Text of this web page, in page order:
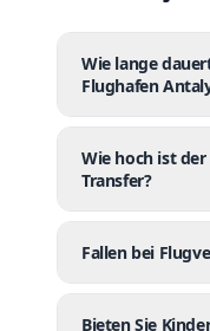
Wie lange
Flughafen
Wie hoch ist
Transfer?
Fallen bei
Bieten Sie